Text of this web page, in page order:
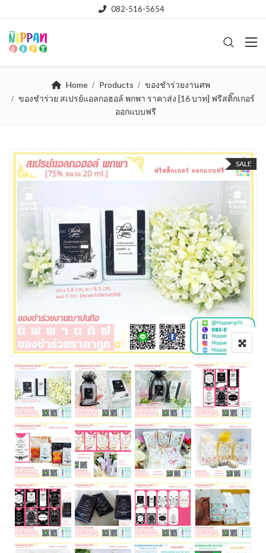
082-516-5654
Home Products
ของชำร่วยงานศพ
ของชําร่วย สเปรย์แอลกอฮอล์ พกพา ราคาส่ง [16 บาท] ฟรีสติ๊กเกอร์
ออกแบบฟรี
SALE